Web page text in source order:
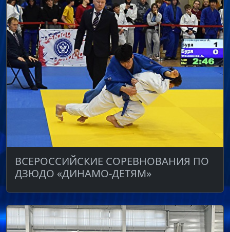
ВСЕРОССИЙСКИЕ СОРЕВНОВАНИЯ ПО
ДЗЮДО «ДИНАМО-ДЕТЯМ»